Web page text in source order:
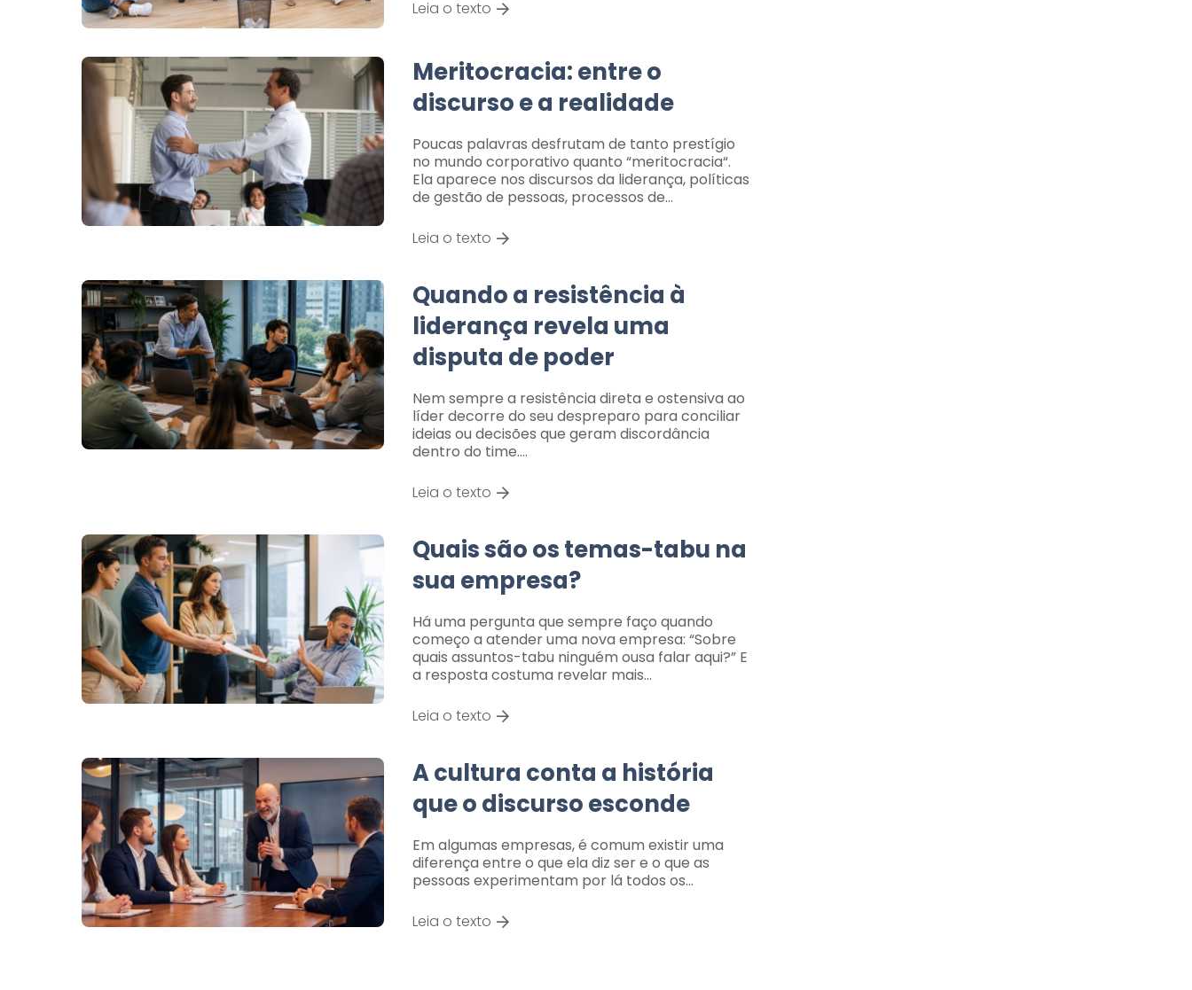
Leia o texto
Meritocracia: entre o
discurso e a realidade
Poucas palavras desfrutam de tanto prestígio
no mundo corporativo quanto “meritocracia“.
Ela aparece nos discursos da liderança, políticas
de gestão de pessoas, processos de…
Leia o texto
Quando a resistência à
liderança revela uma
disputa de poder
Nem sempre a resistência direta e ostensiva ao
líder decorre do seu despreparo para conciliar
ideias ou decisões que geram discordância
dentro do time.…
Leia o texto
Quais são os temas-tabu na
sua empresa?
Há uma pergunta que sempre faço quando
começo a atender uma nova empresa: “Sobre
quais assuntos-tabu ninguém ousa falar aqui?” E
a resposta costuma revelar mais…
Leia o texto
A cultura conta a história
que o discurso esconde
Em algumas empresas, é comum existir uma
diferença entre o que ela diz ser e o que as
pessoas experimentam por lá todos os…
Leia o texto